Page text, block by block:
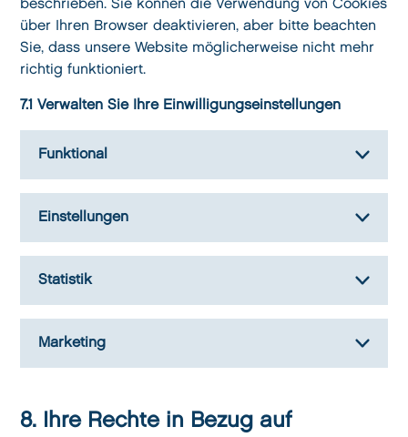
beschrieben. Sie können die Verwendung von Cookies
über Ihren Browser deaktivieren, aber bitte beachten
Sie, dass unsere Website möglicherweise nicht mehr
richtig funktioniert.
7.1 Verwalten Sie Ihre Einwilligungseinstellungen
Funktional
Einstellungen
Statistik
Marketing
8. Ihre Rechte in Bezug auf